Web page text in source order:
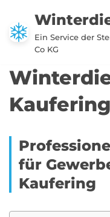
Zum
Inhalt
Ein Service der
Co KG
Kaufering
für
Kaufering